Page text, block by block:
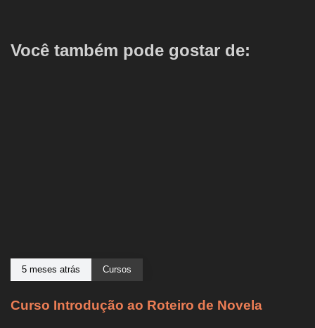
Você também pode gostar de:
5 meses atrás Cursos
Curso Introdução ao Roteiro de Novela